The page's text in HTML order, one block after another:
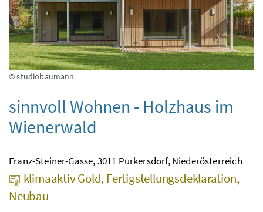
© studiobaumann
sinnvoll Wohnen - Holzhaus im
Wienerwald
Franz-Steiner-Gasse, 3011 Purkersdorf, Niederösterreich
klimaaktiv Gold, Fertigstellungsdeklaration,
Neubau